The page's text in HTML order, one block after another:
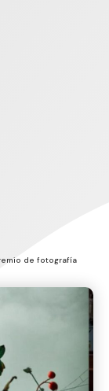
de fotografía